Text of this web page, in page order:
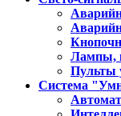
Лампы,
Пульты
Система